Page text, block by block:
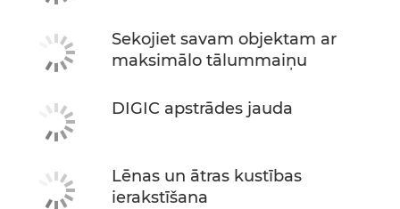
Sekojiet savam objektam ar
maksimālo tālummaiņu
DIGIC apstrādes jauda
Lēnas un ātras kustības
ierakstīšana